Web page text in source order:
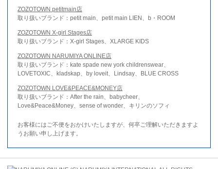
ZOZOTOWN petitmain店
取り扱いブランド：petit main、petit main LIEN、b・ROOM
ZOZOTOWN X-girl Stages店
取り扱いブランド：X-girl Stages、XLARGE KIDS
ZOZOTOWN NARUMIYA ONLINE店
取り扱いブランド：kate spade new york childrenswear、
LOVETOXIC、kladskap、by loveit、Lindsay、BLUE CROSS
ZOZOTOWN LOVE&PEACE&MONEY店
取り扱いブランド：After the rain、babycheer、
Love&Peace&Money、sense of wonder、キリンのソフィ
お客様にはご不便をおかけいたしますが、何卒ご理解いただきますよ
うお願い申し上げます。